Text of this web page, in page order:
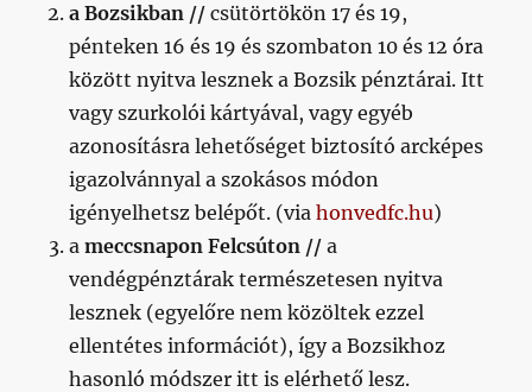
a Bozsikban // csütörtökön 17 és 19,
pénteken 16 és 19 és szombaton 10 és 12 óra
között nyitva lesznek a Bozsik pénztárai. Itt
vagy szurkolói kártyával, vagy egyéb
azonosításra lehetőséget biztosító arcképes
igazolvánnyal a szokásos módon
igényelhetsz belépőt. (viahonvedfc.hu)
a meccsnapon Felcsúton // a
vendégpénztárak természetesen nyitva
lesznek (egyelőre nem közöltek ezzel
ellentétes információt), így a Bozsikhoz
hasonló módszer itt is elérhető lesz.